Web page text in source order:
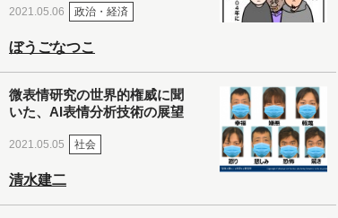
2021.05.06 政治・経済
ぼうごなつこ
微表情研究の世界的権威に聞
いた、AI表情分析技術の展望
2021.05.05 社会
清水建二